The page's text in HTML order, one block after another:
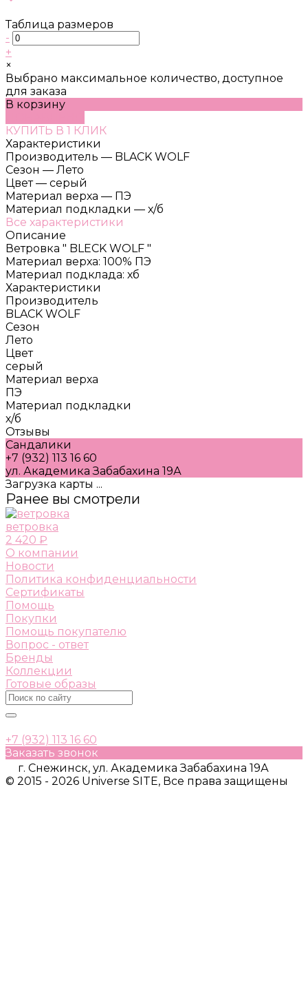
Таблица размеров
-
+
×
Выбрано максимальное количество, доступное
для заказа
В корзину
КУПИТЬ В 1 КЛИК
Характеристики
Производитель — BLACK WOLF
Сезон — Лето
Цвет — серый
Материал верха — ПЭ
Материал подкладки — х/б
Все характеристики
Описание
Ветровка " BLECK WOLF "
Материал верха: 100% ПЭ
Материал подклада: хб
Характеристики
Производитель
BLACK WOLF
Сезон
Лето
Цвет
серый
Материал верха
ПЭ
Материал подкладки
х/б
Отзывы
Сандалики
+7 (932) 113 16 60
ул. Академика Забабахина 19А
Загрузка карты ...
Ранее вы смотрели
ветровка
2 420 ₽
О компании
Новости
Политика конфиденциальности
Сертификаты
Помощь
Покупки
Помощь покупателю
Вопрос - ответ
Бренды
Коллекции
Готовые образы
+7 (932) 113 16 60
Заказать звонок
г. Снежинск, ул. Академика Забабахина 19А
© 2015 - 2026 Universe SITE, Все права защищены